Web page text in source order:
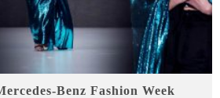
Benz Fashion Week